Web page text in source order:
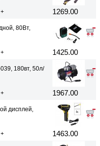
+ 1269.00
80Вт,
+ 1425.00
180вт, 50л/
+ 1967.00
дисплей,
+ 1463.00